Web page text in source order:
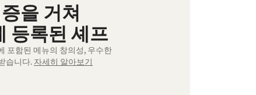
을 거쳐
등록된 셰프
포함된 메뉴의 창의성, 우수한
습니다. 자세히 알아보기